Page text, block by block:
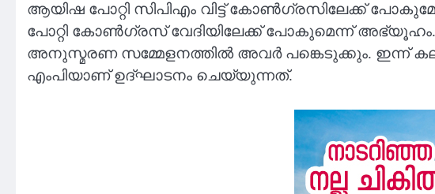
ആയിഷ പോറ്റി സിപിഎം വിട്ട് കോൺഗ്രസിലേക്ക്
പോറ്റി കോണ്‍ഗ്രസ് വേദിയിലേക്ക് പോകുമെന്ന് അഭ്യൂഹം..
അനുസ്മരണ സമ്മേളനത്തില്‍ അവർ പങ്കെടുക്കും. ഇന്ന്
എംപിയാണ് ഉദ്ഘാടനം ചെയ്യുന്നത്.